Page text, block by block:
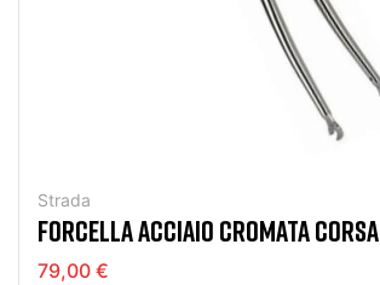
Strada
FORCELLA ACCIAIO CROMATA CORSA
79,00 €